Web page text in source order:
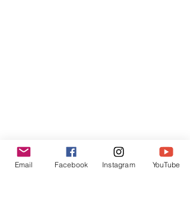
Email Facebook Instagram YouTube